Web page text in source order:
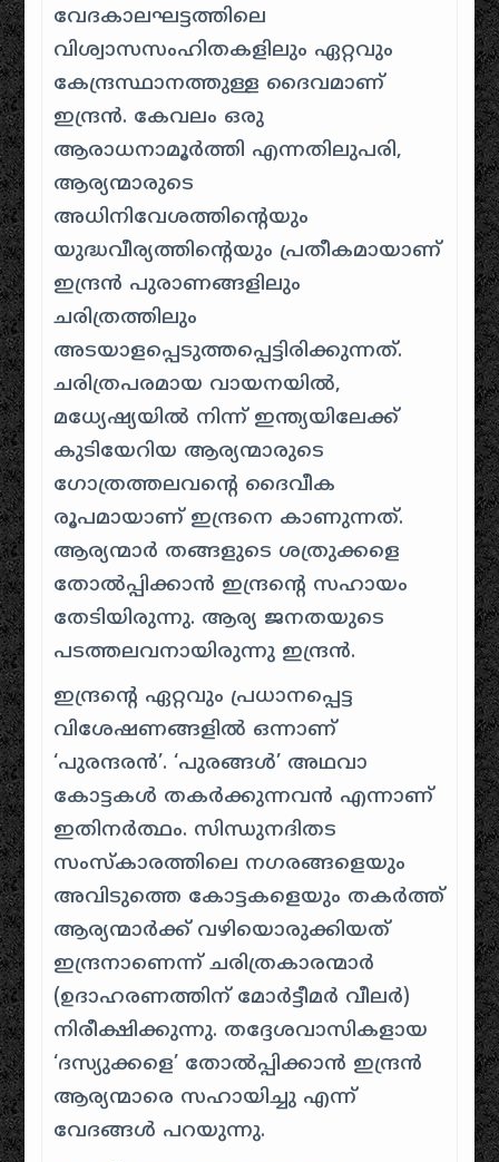
വേദകാലഘട്ടത്തിലെ
വിശ്വാസസംഹിതകളിലും ഏറ്റവും
കേന്ദ്രസ്ഥാനത്തുള്ള ദൈവമാണ്
ഇന്ദ്രൻ. കേവലം ഒരു
ആരാധനാമൂർത്തി എന്നതിലുപരി,
ആര്യന്മാരുടെ
അധിനിവേശത്തിന്റെയും
യുദ്ധവീര്യത്തിന്റെയും പ്രതീകമായാണ്
ഇന്ദ്രൻ പുരാണങ്ങളിലും
ചരിത്രത്തിലും
അടയാളപ്പെടുത്തപ്പെട്ടിരിക്കുന്നത്.
ചരിത്രപരമായ വായനയിൽ,
മധ്യേഷ്യയിൽ നിന്ന് ഇന്ത്യയിലേക്ക്
കുടിയേറിയ ആര്യന്മാരുടെ
ഗോത്രത്തലവന്റെ ദൈവീക
രൂപമായാണ് ഇന്ദ്രനെ കാണുന്നത്.
ആര്യന്മാർ തങ്ങളുടെ ശത്രുക്കളെ
തോൽപ്പിക്കാൻ ഇന്ദ്രന്റെ സഹായം
തേടിയിരുന്നു. ആര്യ ജനതയുടെ
പടത്തലവനായിരുന്നു ഇന്ദ്രൻ.
ഇന്ദ്രന്റെ ഏറ്റവും പ്രധാനപ്പെട്ട
വിശേഷണങ്ങളിൽ ഒന്നാണ്
‘പുരന്ദരൻ’. ‘പുരങ്ങൾ’ അഥവാ
കോട്ടകൾ തകർക്കുന്നവൻ എന്നാണ്
ഇതിനർത്ഥം. സിന്ധുനദിതട
സംസ്കാരത്തിലെ നഗരങ്ങളെയും
അവിടുത്തെ കോട്ടകളെയും തകർത്ത്
ആര്യന്മാർക്ക് വഴിയൊരുക്കിയത്
ഇന്ദ്രനാണെന്ന് ചരിത്രകാരന്മാർ
(ഉദാഹരണത്തിന് മോർട്ടീമർ വീലർ)
നിരീക്ഷിക്കുന്നു. തദ്ദേശവാസികളായ
‘ദസ്യുക്കളെ’ തോൽപ്പിക്കാൻ ഇന്ദ്രൻ
ആര്യന്മാരെ സഹായിച്ചു എന്ന്
വേദങ്ങൾ പറയുന്നു.